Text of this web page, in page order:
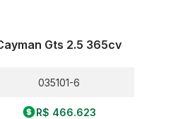
Gts 2.5 365cv
035101-6
R$ 466.623